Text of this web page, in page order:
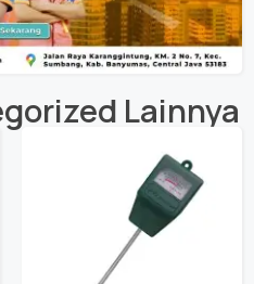
Lainnya